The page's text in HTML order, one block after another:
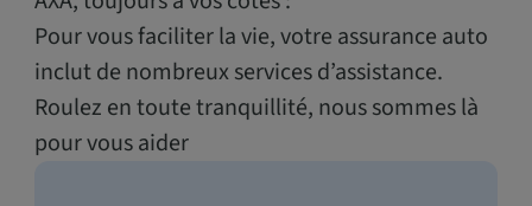
Pour vous faciliter la vie, votre assurance auto
inclut de nombreux services d’assistance.
Roulez en toute tranquillité, nous sommes là
pour vous aider